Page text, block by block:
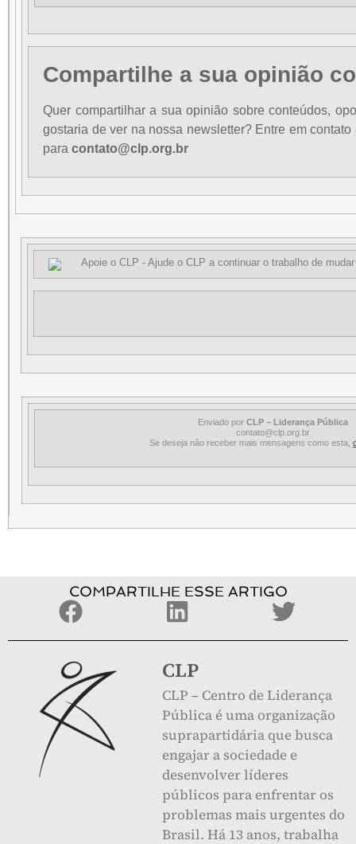
Compartilhe a sua opinião
Quer compartilhar a sua opinião sobre conteúdos,
gostaria de ver na nossa newsletter? Entre em
para contato@clp.org.br
Enviado por CLP – Liderança Pública
contato@clp.org.br
Se deseja não receber mais mensagens como esta,
COMPARTILHE ESSE ARTIGO
CLP
CLP – Centro de Liderança
Pública é uma organização
suprapartidária que busca
engajar a sociedade e
desenvolver líderes
públicos para enfrentar os
problemas mais urgentes do
Brasil. Há 13 anos, trabalha